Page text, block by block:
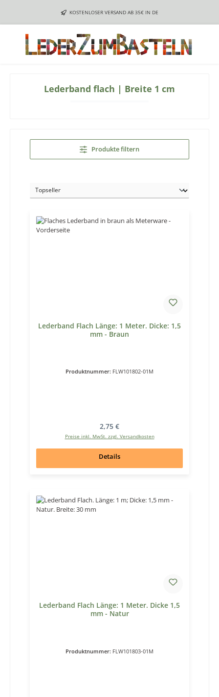
Zum Hauptinhalt springenKOSTENLOSER VERSAND AB 35€ IN DE
Lederband flach | Breite 1 cm
Produkte filtern
Lederband Flach Länge: 1 Meter. Dicke: 1,5
mm - Braun
Produktnummer: FLW101802-01M
Regulärer Preis:
2,75 €
Preise inkl. MwSt. zzgl. Versandkosten
Details
Lederband Flach Länge: 1 Meter. Dicke 1,5
mm - Natur
Produktnummer: FLW101803-01M